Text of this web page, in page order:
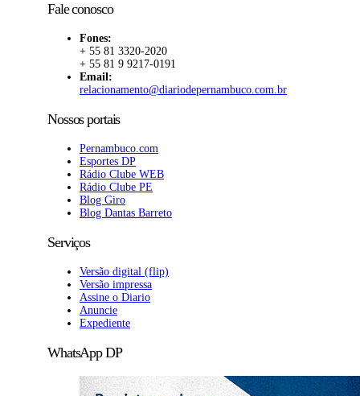
Fale conosco
Fones:
+ 55 81 3320-2020
+ 55 81 9 9217-0191
Email:
relacionamento@diariodepernambuco.com.br
Nossos portais
Pernambuco.com
Esportes DP
Rádio Clube WEB
Rádio Clube PE
Blog Giro
Blog Dantas Barreto
Serviços
Versão digital (flip)
Versão impressa
Assine o Diario
Anuncie
Expediente
WhatsApp DP